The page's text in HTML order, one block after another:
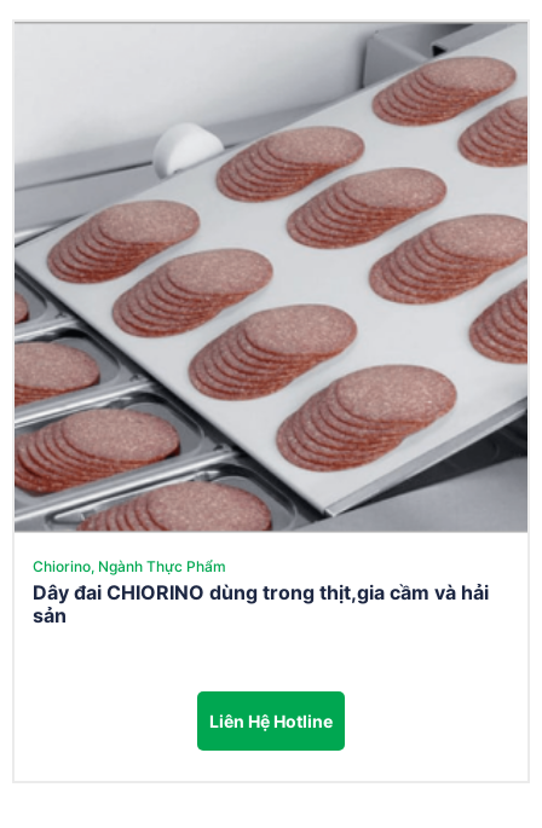
Chiorino, Ngành Thực Phẩm
Dây đai CHIORINO dùng trong thịt,gia cầm và hải
sản
Liên Hệ Hotline